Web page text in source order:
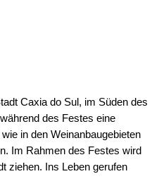
Caxia do Sul, im Süden des
des Festes eine
in den Weinanbaugebieten
Im Rahmen des Festes wird
ziehen. Ins Leben gerufen